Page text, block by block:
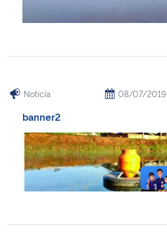
Banco Central do Brasil
Planalto
Notícia 08/07/2019
banner2